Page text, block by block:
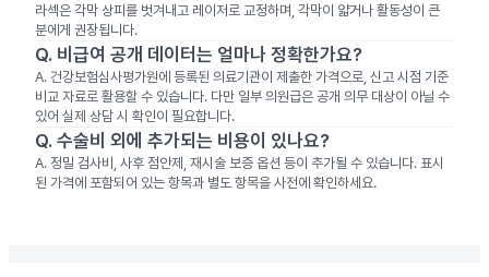
라섹은 각막 상피를 벗겨내고 레이저로 교정하며, 각막이 얇거나 활동성이 큰
분에게 권장됩니다.
Q. 비급여 공개 데이터는 얼마나 정확한가요?
A. 건강보험심사평가원에 등록된 의료기관이 제출한 가격으로, 신고 시점 기준
비교 자료로 활용할 수 있습니다. 다만 일부 의원급은 공개 의무 대상이 아닐 수
있어 실제 상담 시 확인이 필요합니다.
Q. 수술비 외에 추가되는 비용이 있나요?
A. 정밀 검사비, 사후 점안제, 재시술 보증 옵션 등이 추가될 수 있습니다. 표시
된 가격에 포함되어 있는 항목과 별도 항목을 사전에 확인하세요.